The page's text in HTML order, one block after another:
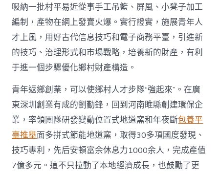
吸納一批村平易近從事手工吊籃、屏風、小凳子加工
編制，產物在網上發賣火爆。實行證實，施展青年人
才上風，用好古代信息技巧和電子商務平臺，引進新
的技巧、治理形式和市場戰略，培養新的財產，有利
于進一個步驟優化鄉村財產構造。
青年返鄉創業，可以使鄉村人才步隊“強起來”。在廣
東深圳創業有成的劉勤鋒，回到河南睢縣創建環保企
業，率領團隊研發變動位置式地道窯和年夜斷包養平
臺推舉面多拼式節能地道窯，取得30多項國度發現、
技巧專利，先后安頓富余休息力1000余人，完成產值
7億多元。這不只拉動了本地經濟成長，也鼓勵了更